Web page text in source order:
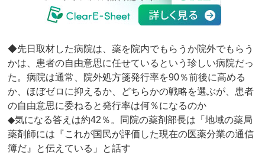
◆先日取材した病院は、薬を院内でもらうか院外でもらう
かは、患者の自由意思に任せているという珍しい病院だっ
た。病院は通常、院外処方箋発行率を90％前後に高める
か、ほぼゼロに抑えるか、どちらかの戦略を選ぶが、患者
の自由意思に委ねると発行率は何％になるのか
◆気になる答えは約42％。同院の薬剤部長は「地域の薬局
薬剤師には『これが国民が評価した現在の医薬分業の通信
簿だ』と伝えている」と話す